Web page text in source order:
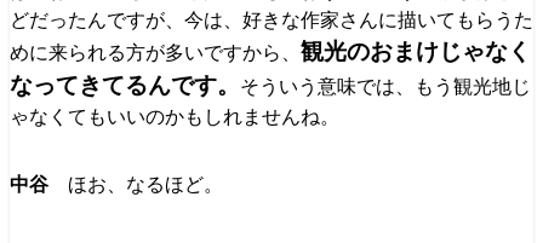
どだったんですが、今は、好きな作家さんに描いてもらうた
めに来られる方が多いですから、 観光のおまけじゃなく
なってきてるんです。
そういう意味では、もう観光地じ
ゃなくてもいいのかもしれませんね。
ほお、なるほど。